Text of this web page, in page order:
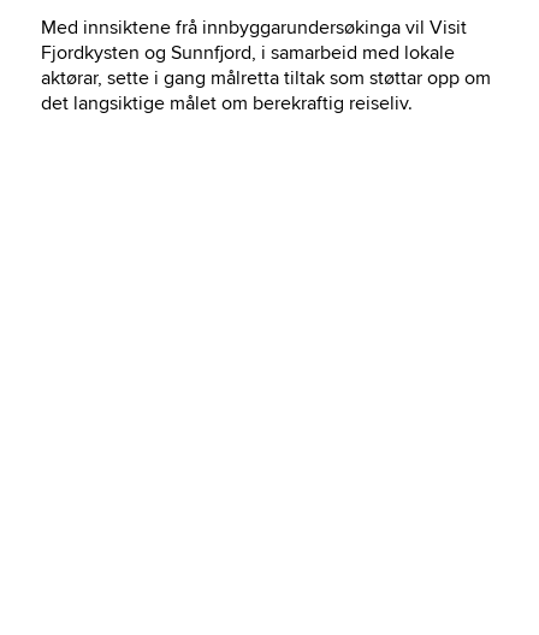
Med innsiktene frå innbyggarundersøkinga vil Visit
Fjordkysten og Sunnfjord, i samarbeid med lokale
aktørar, sette i gang målretta tiltak som støttar opp om
det langsiktige målet om berekraftig reiseliv.